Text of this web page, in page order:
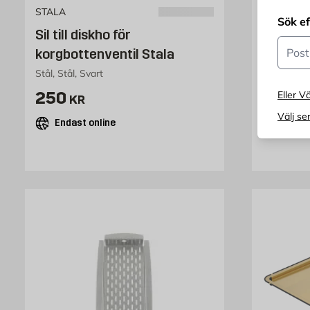
Sök
Eller
Välj
STALA
Sil till diskho för
korgbottenventil Stala
Stål, Stål, Svart
Pris 250 kr
250 KR
Endast online
Rostfritt
Pris
2 509